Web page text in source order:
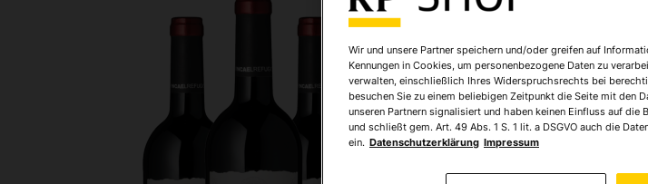
Wir und unsere Partner speichern und/oder greifen auf
Kennungen in Cookies, um personenbezogene Daten zu
verwalten, einschließlich Ihres Widerspruchsrechts bei
besuchen Sie zu einem beliebigen Zeitpunkt die Seite mit den
unseren Partnern signalisiert und haben keinen Einfluss auf
und schließt gem. Art. 49 Abs. 1 S. 1 lit. a DSGVO auch die
ein. Datenschutzerklärung Impressum